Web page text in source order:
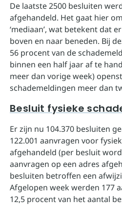
De laatste 2500 besluiten
afgehandeld. Het gaat hier
‘mediaan’, wat betekent dat
boven en naar beneden. Bij
56 procent van de
binnen een half jaar af te
meer dan vorige week)
schademeldingen meer dan
Besluit fysieke
Er zijn nu 104.370 besluiten
122.001 aanvragen voor
afgehandeld (per besluit
aanvragen op een adres
besluiten betroffen een
Afgelopen week werden 177
12,5 procent van het aantal